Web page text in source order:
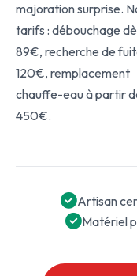
majoration surprise.
tarifs : débouchage
89€, recherche de
120€, remplacement
chauffe-eau à partir
450€.
Artisan
Matériel